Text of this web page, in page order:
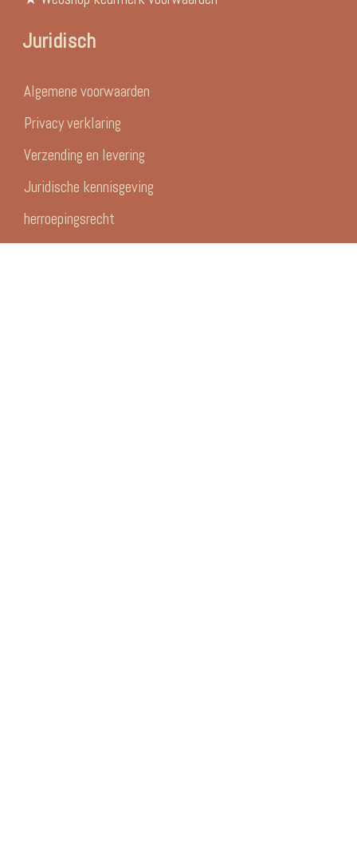
Juridisch
Algemene voorwaarden
Privacy verklaring
Verzending en levering
Juridische kennisgeving
herroepingsrecht